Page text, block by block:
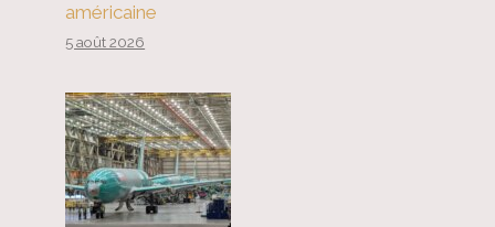
américaine
5 août 2026